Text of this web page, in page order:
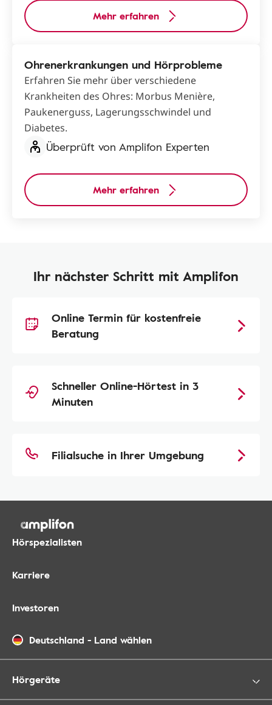
Mehr erfahren
Ohrenerkrankungen und Hörprobleme
Erfahren Sie mehr über verschiedene
Krankheiten des Ohres: Morbus Menière,
Paukenerguss, Lagerungsschwindel und
Diabetes.
Überprüft von Amplifon Experten
Mehr erfahren
Ihr nächster Schritt mit Amplifon
Online Termin für kostenfreie
Beratung
Schneller Online-Hörtest in 3
Minuten
Filialsuche in Ihrer Umgebung
Hörspezialisten
Karriere
Investoren
Deutschland - Land wählen
Hörgeräte